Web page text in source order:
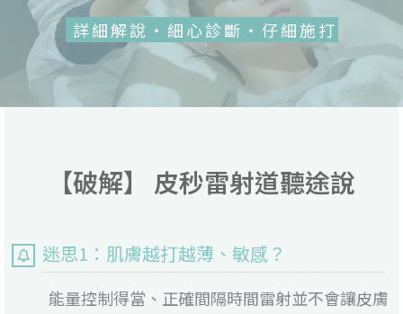
詳細解說・細心診斷・仔細施打
【破解】 皮秒雷射道聽途說
迷思1：肌膚越打越薄、敏感？
能量控制得當、正確間隔時間雷射並不會讓皮膚